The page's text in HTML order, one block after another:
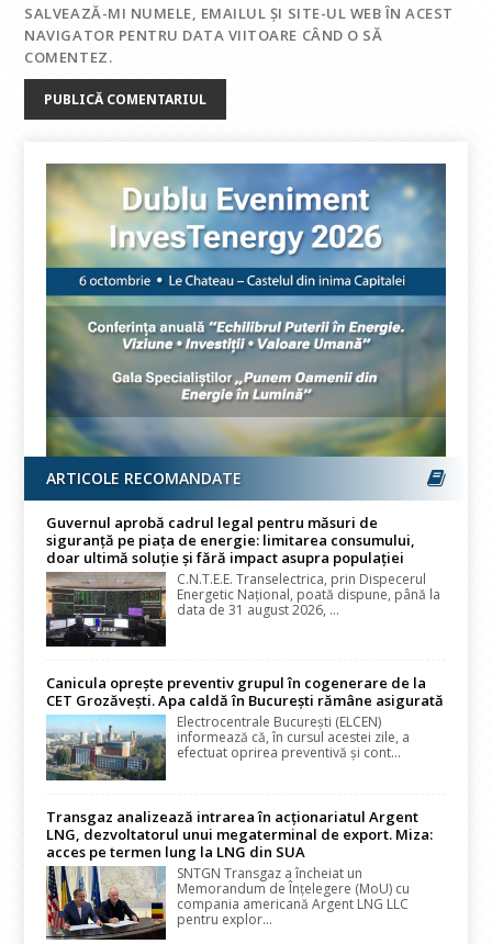
SALVEAZĂ-MI NUMELE, EMAILUL ȘI SITE-UL WEB ÎN ACEST
NAVIGATOR PENTRU DATA VIITOARE CÂND O SĂ
COMENTEZ.
ARTICOLE RECOMANDATE
Guvernul aprobă cadrul legal pentru măsuri de
siguranță pe piața de energie: limitarea consumului,
doar ultimă soluție și fără impact asupra populației
C.N.T.E.E. Transelectrica, prin Dispecerul
Energetic Național, poată dispune, până la
data de 31 august 2026, ...
Canicula oprește preventiv grupul în cogenerare de la
CET Grozăvești. Apa caldă în București rămâne asigurată
Electrocentrale București (ELCEN)
informează că, în cursul acestei zile, a
efectuat oprirea preventivă și cont...
Transgaz analizează intrarea în acționariatul Argent
LNG, dezvoltatorul unui megaterminal de export. Miza:
acces pe termen lung la LNG din SUA
SNTGN Transgaz a încheiat un
Memorandum de Înțelegere (MoU) cu
compania americană Argent LNG LLC
pentru explor...